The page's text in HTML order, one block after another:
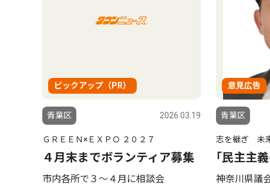
ピックアップ（PR）
青葉区 2026.03.19
ＧＲＥＥＮ×ＥＸＰＯ ２０２７
４月末までボランティア募集
市内各所で３〜４月に相談会
意見広告
青葉区
志を継ぎ 未
｢民主主
神奈川県議